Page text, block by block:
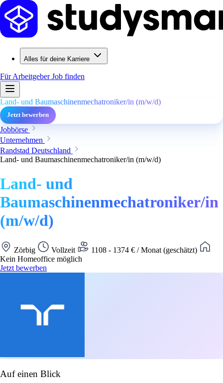
Alles für deine Karriere
Für ArbeitgeberJob finden
Land- und Baumaschinenmechatroniker/in (m/w/d)
Jetzt bewerben
Jobbörse
Unternehmen
Randstad Deutschland
Land- und Baumaschinenmechatroniker/in (m/w/d)
Land- und
Baumaschinenmechatroniker/in
(m/w/d)
Zörbig Vollzeit
1108 - 1374 € / Monat (geschätzt)
Kein Homeoffice möglich
Jetzt bewerben
Auf einen Blick